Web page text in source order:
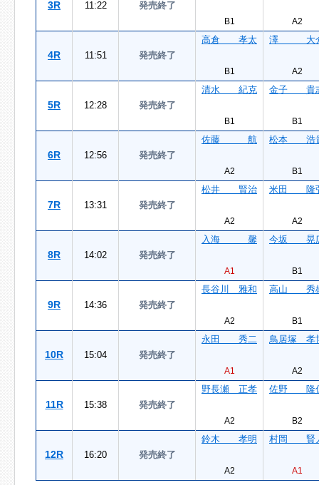
3R 11:22 発売終了
B1 A2
4R 11:51 発売終了
高倉 孝太
B1
澤 大
A2
5R 12:28 発売終了
清水 紀克
B1
金子 貴
B1
6R 12:56 発売終了
佐藤 航
A2
松本 浩
B1
7R 13:31 発売終了
松井 賢治
A2
米田 隆
A2
8R 14:02 発売終了
入海 馨
A1
今坂 晃
B1
9R 14:36 発売終了
長谷川 雅和
A2
高山 秀
B1
10R 15:04 発売終了
永田 秀二
A1
鳥居塚 孝
A2
11R 15:38 発売終了
野長瀬 正孝
A2
佐野 隆
B2
12R 16:20 発売終了
鈴木 孝明
A2
村岡 賢
A1